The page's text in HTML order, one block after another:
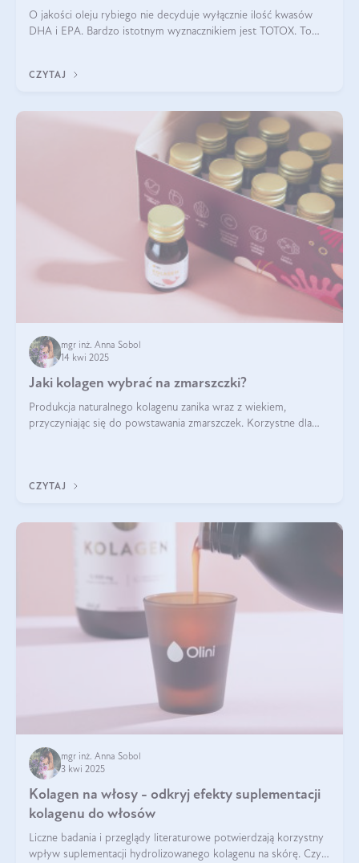
O jakości oleju rybiego nie decyduje wyłącznie ilość kwasów
DHA i EPA. Bardzo istotnym wyznacznikiem jest TOTOX. To
CZYTAJ
mgr inż. Anna Sobol
14 kwi 2025
Jaki kolagen wybrać na zmarszczki?
Produkcja naturalnego kolagenu zanika wraz z wiekiem,
przyczyniając się do powstawania zmarszczek. Korzystne dla
CZYTAJ
mgr inż. Anna Sobol
3 kwi 2025
Kolagen na włosy - odkryj efekty suplementacji
kolagenu do włosów
Liczne badania i przeglądy literaturowe potwierdzają korzystny
wpływ suplementacji hydrolizowanego kolagenu na skórę. Czy